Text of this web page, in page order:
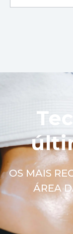
OS MAIS
ÁREA